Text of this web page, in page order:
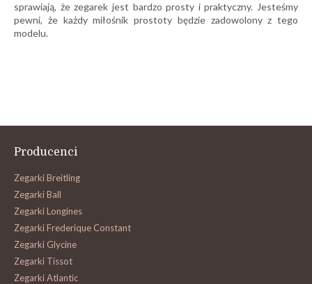
sprawiają, że zegarek jest bardzo prosty i praktyczny. Jesteśmy
pewni, że każdy miłośnik prostoty będzie zadowolony z tego
modelu.
Producenci
Zegarki Breitling
Zegarki Ball
Zegarki Longines
Zegarki Frederique Constant
Zegarki Glycine
Zegarki Tissot
Zegarki Atlantic